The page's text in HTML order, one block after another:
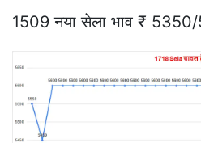
1509 नया सेला भाव ₹